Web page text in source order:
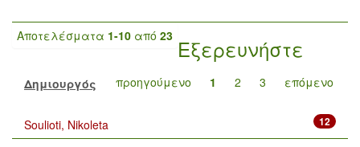
Αποτελέσματα 1-10 από 23
προηγούμενο 1 2 3 επόμενο
Εξερευνήστε
Δημιουργός
12
Soulioti, Nikoleta